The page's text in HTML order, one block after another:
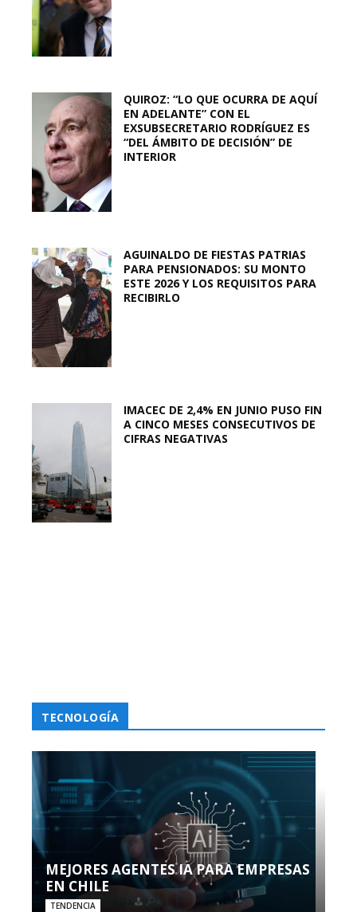
QUIROZ: “LO QUE OCURRA DE AQUÍ
EN ADELANTE” CON EL
EXSUBSECRETARIO RODRÍGUEZ ES
“DEL ÁMBITO DE DECISIÓN” DE
INTERIOR
AGUINALDO DE FIESTAS PATRIAS
PARA PENSIONADOS: SU MONTO
ESTE 2026 Y LOS REQUISITOS PARA
RECIBIRLO
IMACEC DE 2,4% EN JUNIO PUSO FIN
A CINCO MESES CONSECUTIVOS DE
CIFRAS NEGATIVAS
TECNOLOGÍA
MEJORES AGENTES IA PARA EMPRESAS
EN CHILE
TENDENCIA